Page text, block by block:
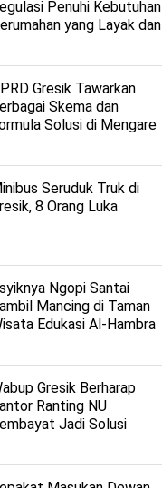
Penuhi Kebutuhan
yang Layak dan
Gresik Tawarkan
Skema dan
Solusi di Mengare
Seruduk Truk di
8 Orang Luka
Ngopi Santai
Mancing di Taman
Edukasi Al-Hambra
Gresik Berharap
Ranting NU
Jadi Solusi